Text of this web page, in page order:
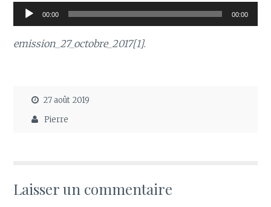
Lecteur
audio
00:00 00:00
emission_27_octobre_2017[1].
27 août 2019
Pierre
Laisser un commentaire